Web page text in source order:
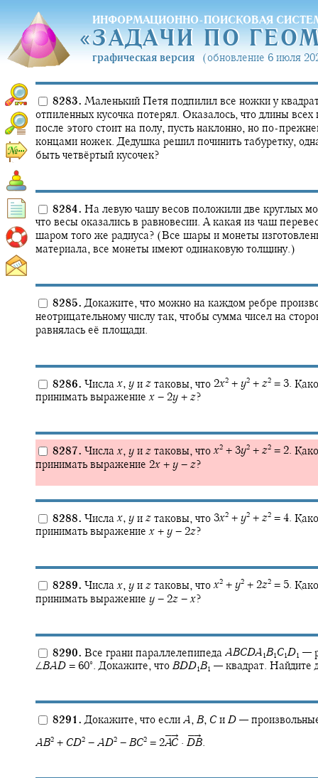
ИНФОРМАЦИОННО-ПОИСКОВАЯ
«ЗАДАЧИ ПО
«ЗАДАЧИ ПО
графическая версия (обновление 6 июля
8283. Маленький Петя подпилил все ножки у
отпиленных кусочка потерял. Оказалось, что длины всех
после этого стоит на полу, пусть наклонно, но по-
концами ножек. Дедушка решил починить табуретку,
быть четвёртый кусочек?
8284. На левую чашу весов положили две круглых
что весы оказались в равновесии. А какая из чаш
шаром того же радиуса? (Все шары и монеты
материала, все монеты имеют одинаковую толщину.)
8285. Докажите, что можно на каждом ребре
неотрицательному числу так, чтобы сумма чисел на
равнялась её площади.
8286. Числаx, y и z таковы, что 2x2 + y2 + z2 = 3.
принимать выражениеx − 2y + z?
8287. Числаx, y и z таковы, чтоx2 + 3y2 + z2 = 2.
принимать выражение 2x + y − z?
8288. Числаx, y и z таковы, что 3x2 + y2 + z2 = 4.
принимать выражениеx + y − 2z?
8289. Числаx, y и z таковы, чтоx2 + y2 + 2z2 = 5.
принимать выражение y − 2z −x?
8290. Все грани параллелепипеда ABCDA 1B1 C1D1 —
∠BAD = 60‍∘ . Докажите, что BDD1B1 — квадрат. Найдите
8291. Докажите, что если A, B, C и D —
AB2 + CD2 − AD2 − BC2 = 2‍
–→
AC · ‍
–→
DB.